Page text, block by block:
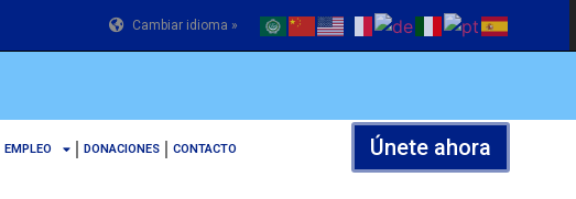
Cambiar idioma »
EMPLEO DONACIONES CONTACTO Únete ahora